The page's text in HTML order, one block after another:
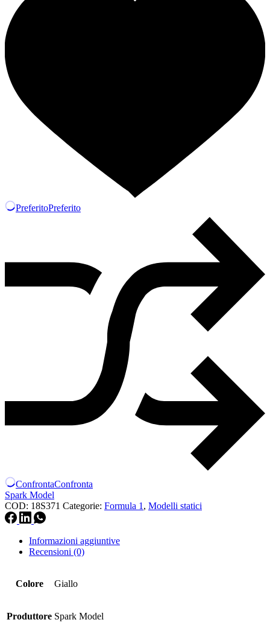
PreferitoPreferito
ConfrontaConfronta
Spark Model
COD: 18S371 Categorie: Formula 1 , Modelli statici
Informazioni aggiuntive
Recensioni (0)
Colore Giallo
Produttore Spark Model